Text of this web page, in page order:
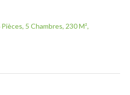
5 Chambres, 230 M²,